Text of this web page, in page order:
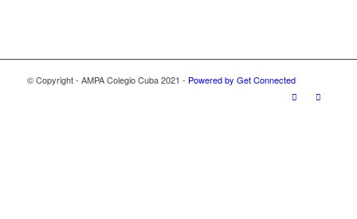
© Copyright - AMPA Colegio Cuba 2021 - Powered by Get Connected